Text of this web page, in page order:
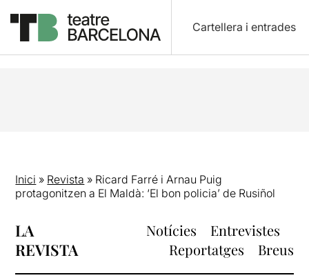
Cartellera i entrades
Inici » Revista » Ricard Farré i Arnau Puig
protagonitzen a El Maldà: ‘El bon policia’ de Rusiñol
LA
REVISTA
Notícies
Entrevistes
Reportatges
Breus